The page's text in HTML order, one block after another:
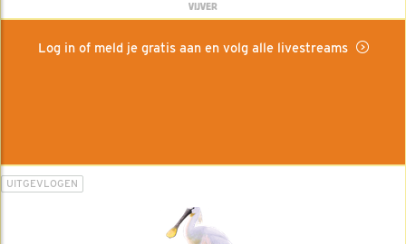
VIJVER
Log in of meld je gratis aan en volg alle livestreams
UITGEVLOGEN